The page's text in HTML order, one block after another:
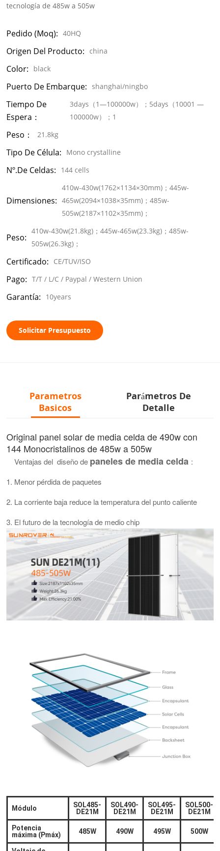
tecnología de 485w a 505w
Pedido (moq): 40HQ
Origen Del Producto: china
Color: black
Puerto De Embarque: shanghai/ningbo
Tiempo De
Espera：
3days（1—100000w）；5days（10001 —
100000w）；1
Peso： 21.8kg
Tipo De Célula: Mono crystalline
Nº.de Celdas: 144 cells
Dimensiones:
410w-430w(1762×1134×30mm)；445w-
465w(2094×1038×35mm)；485w-
505w(2187×1102×35mm)；
Peso:
410w-430w(21.8kg)；445w-465w(23.3kg)；485w-
505w(26.3kg)；
Certificado: CE/TUV/ISO
Pago: T/T / L/C / Paypal / Western Union
Garantía: 10years
Solicitar Presupuesto
Parametros
Basicos
Parámetros De
Detalle
Original panel solar de media celdade 490w con
144 Monocristalinos de 485w a 505w
Ventajas del diseño de paneles de media celda :
1. Menor pérdida de paquetes
2. La corriente baja reduce la temperatura del punto caliente
3. El futuro de la tecnología de medio chip
Módulo
SOL485-
DE21M
SOL490-
DE21M
SOL495-
DE21M
SOL500-
DE21M
Potencia
máxima (Pmáx)
485W 490W 495W 500W